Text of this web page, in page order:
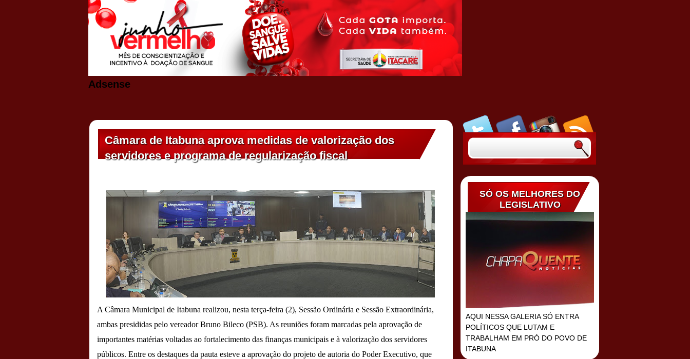
Adsense
Câmara de Itabuna aprova medidas de valorização dos
servidores e programa de regularização fiscal
A Câmara Municipal de Itabuna realizou, nesta terça-feira (2), Sessão Ordinária e Sessão Extraordinária,
ambas presididas pelo vereador Bruno Bileco (PSB). As reuniões foram marcadas pela aprovação de
importantes matérias voltadas ao fortalecimento das finanças municipais e à valorização dos servidores
públicos. Entre os destaques da pauta esteve a aprovação do projeto de autoria do Poder Executivo, que
SÓ OS MELHORES DO
LEGISLATIVO
AQUI NESSA GALERIA SÓ ENTRA
POLÍTICOS QUE LUTAM E
TRABALHAM EM PRÓ DO POVO DE
ITABUNA